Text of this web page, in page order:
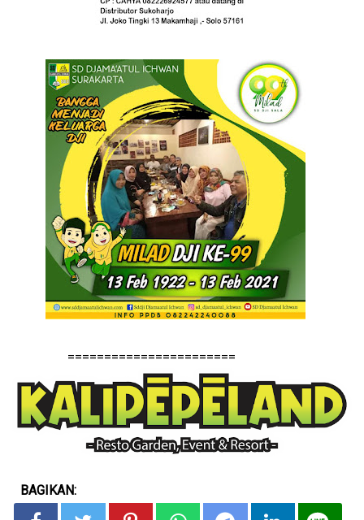
=======================
BAGIKAN: